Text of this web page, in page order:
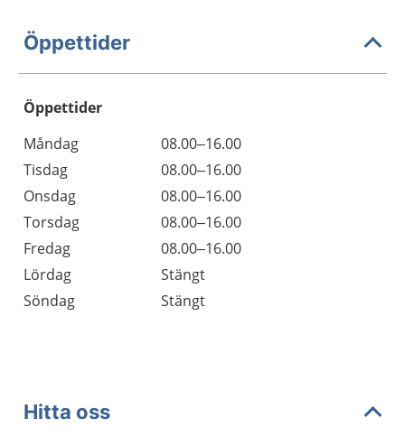
Öppettider
Öppettider
Dag
Öppettider
Kommentarer
Måndag
08.00–16.00
Tisdag
08.00–16.00
Onsdag
08.00–16.00
Torsdag
08.00–16.00
Fredag
08.00–16.00
Lördag
Stängt
Söndag
Stängt
Hitta oss